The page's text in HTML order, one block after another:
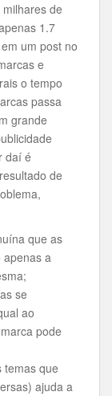
de
1.7
um post no
e
o tempo
passa
grande
daí é
de
que as
apenas a
se
ao
pode
temas que
ajuda a